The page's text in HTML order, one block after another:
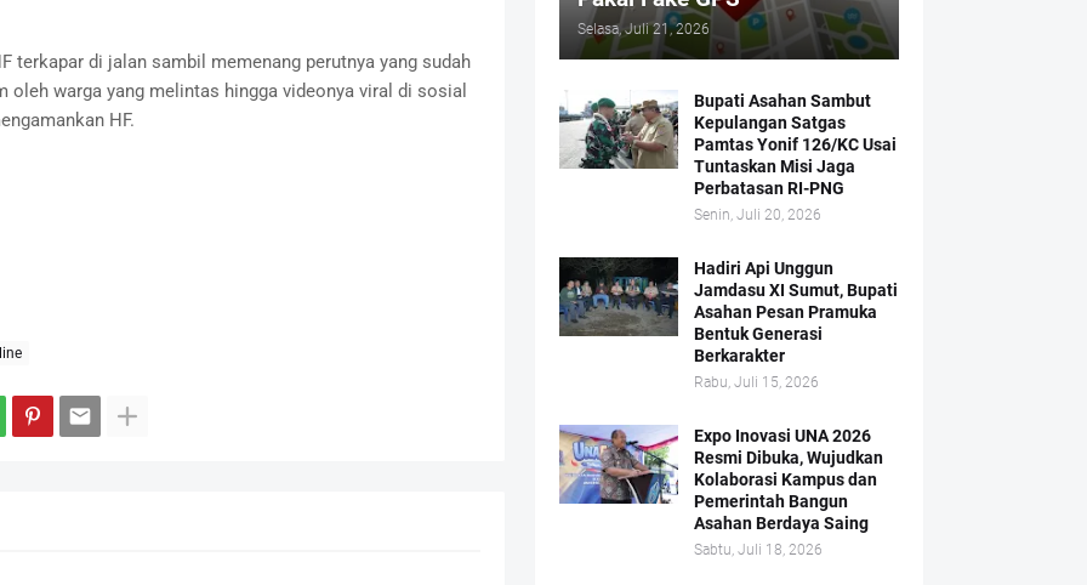
terkapar di jalan sambil memenang perutnya yang sudah
oleh warga yang melintas hingga videonya viral di sosial
HF.
Selasa, Juli 21, 2026
Bupati Asahan Sambut
Kepulangan Satgas
Pamtas Yonif 126/KC Usai
Tuntaskan Misi Jaga
Perbatasan RI-PNG
Senin, Juli 20, 2026
Hadiri Api Unggun
Jamdasu XI Sumut, Bupati
Asahan Pesan Pramuka
Bentuk Generasi
Berkarakter
Rabu, Juli 15, 2026
Expo Inovasi UNA 2026
Resmi Dibuka, Wujudkan
Kolaborasi Kampus dan
Pemerintah Bangun
Asahan Berdaya Saing
Sabtu, Juli 18, 2026